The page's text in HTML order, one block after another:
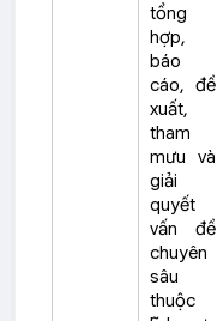
tổng
hợp,
báo
cáo, đề
xuất,
tham
mưu và
giải
quyết
vấn đề
chuyên
sâu
thuộc